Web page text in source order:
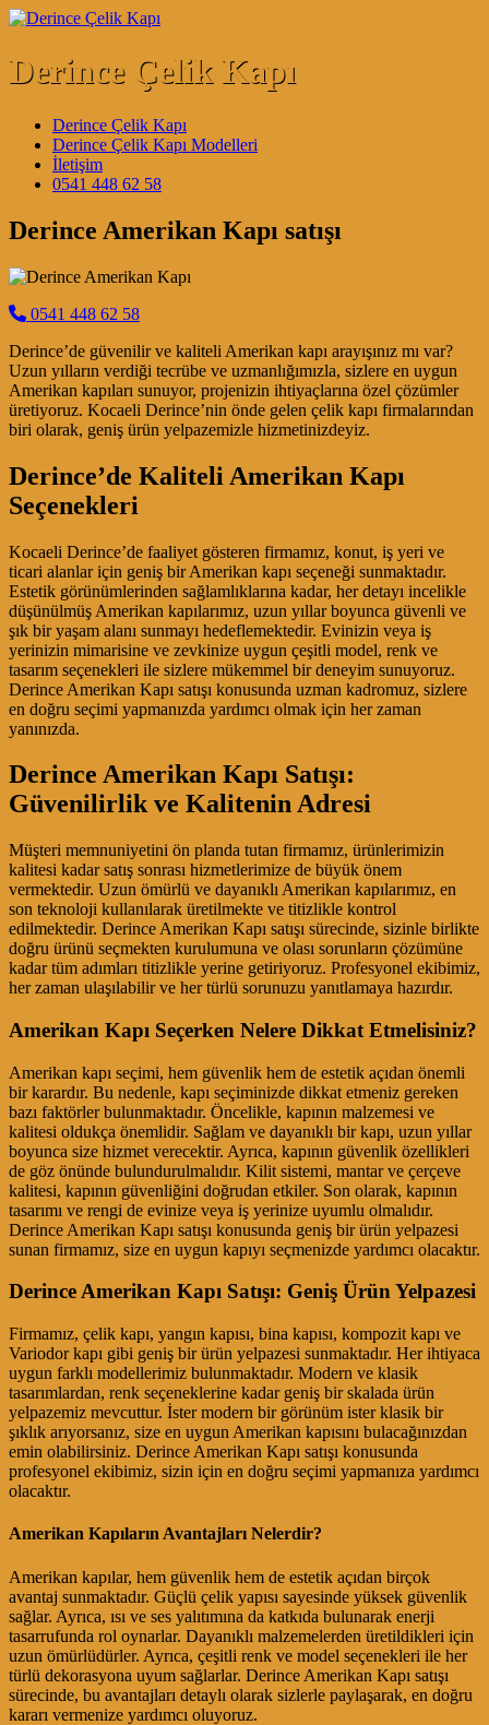
Skip to content
Derince Çelik Kapı
Main Navigation
Derince Çelik Kapı
Derince Çelik Kapı Modelleri
İletişim
0541 448 62 58
Derince Amerikan Kapı satışı
0541 448 62 58
Derince’de güvenilir ve kaliteli Amerikan kapı arayışınız mı var?
Uzun yılların verdiği tecrübe ve uzmanlığımızla, sizlere en uygun
Amerikan kapıları sunuyor, projenizin ihtiyaçlarına özel çözümler
üretiyoruz. Kocaeli Derince’nin önde gelen çelik kapı firmalarından
biri olarak, geniş ürün yelpazemizle hizmetinizdeyiz.
Derince’de Kaliteli Amerikan Kapı
Seçenekleri
Kocaeli Derince’de faaliyet gösteren firmamız, konut, iş yeri ve
ticari alanlar için geniş bir Amerikan kapı seçeneği sunmaktadır.
Estetik görünümlerinden sağlamlıklarına kadar, her detayı incelikle
düşünülmüş Amerikan kapılarımız, uzun yıllar boyunca güvenli ve
şık bir yaşam alanı sunmayı hedeflemektedir. Evinizin veya iş
yerinizin mimarisine ve zevkinize uygun çeşitli model, renk ve
tasarım seçenekleri ile sizlere mükemmel bir deneyim sunuyoruz.
Derince Amerikan Kapı satışı konusunda uzman kadromuz, sizlere
en doğru seçimi yapmanızda yardımcı olmak için her zaman
yanınızda.
Derince Amerikan Kapı Satışı:
Güvenilirlik ve Kalitenin Adresi
Müşteri memnuniyetini ön planda tutan firmamız, ürünlerimizin
kalitesi kadar satış sonrası hizmetlerimize de büyük önem
vermektedir. Uzun ömürlü ve dayanıklı Amerikan kapılarımız, en
son teknoloji kullanılarak üretilmekte ve titizlikle kontrol
edilmektedir. Derince Amerikan Kapı satışı sürecinde, sizinle birlikte
doğru ürünü seçmekten kurulumuna ve olası sorunların çözümüne
kadar tüm adımları titizlikle yerine getiriyoruz. Profesyonel ekibimiz,
her zaman ulaşılabilir ve her türlü sorunuzu yanıtlamaya hazırdır.
Amerikan Kapı Seçerken Nelere Dikkat Etmelisiniz?
Amerikan kapı seçimi, hem güvenlik hem de estetik açıdan önemli
bir karardır. Bu nedenle, kapı seçiminizde dikkat etmeniz gereken
bazı faktörler bulunmaktadır. Öncelikle, kapının malzemesi ve
kalitesi oldukça önemlidir. Sağlam ve dayanıklı bir kapı, uzun yıllar
boyunca size hizmet verecektir. Ayrıca, kapının güvenlik özellikleri
de göz önünde bulundurulmalıdır. Kilit sistemi, mantar ve çerçeve
kalitesi, kapının güvenliğini doğrudan etkiler. Son olarak, kapının
tasarımı ve rengi de evinize veya iş yerinize uyumlu olmalıdır.
Derince Amerikan Kapı satışı konusunda geniş bir ürün yelpazesi
sunan firmamız, size en uygun kapıyı seçmenizde yardımcı olacaktır.
Derince Amerikan Kapı Satışı: Geniş Ürün Yelpazesi
Firmamız, çelik kapı, yangın kapısı, bina kapısı, kompozit kapı ve
Variodor kapı gibi geniş bir ürün yelpazesi sunmaktadır. Her ihtiyaca
uygun farklı modellerimiz bulunmaktadır. Modern ve klasik
tasarımlardan, renk seçeneklerine kadar geniş bir skalada ürün
yelpazemiz mevcuttur. İster modern bir görünüm ister klasik bir
şıklık arıyorsanız, size en uygun Amerikan kapısını bulacağınızdan
emin olabilirsiniz. Derince Amerikan Kapı satışı konusunda
profesyonel ekibimiz, sizin için en doğru seçimi yapmanıza yardımcı
olacaktır.
Amerikan Kapıların Avantajları Nelerdir?
Amerikan kapılar, hem güvenlik hem de estetik açıdan birçok
avantaj sunmaktadır. Güçlü çelik yapısı sayesinde yüksek güvenlik
sağlar. Ayrıca, ısı ve ses yalıtımına da katkıda bulunarak enerji
tasarrufunda rol oynarlar. Dayanıklı malzemelerden üretildikleri için
uzun ömürlüdürler. Ayrıca, çeşitli renk ve model seçenekleri ile her
türlü dekorasyona uyum sağlarlar. Derince Amerikan Kapı satışı
sürecinde, bu avantajları detaylı olarak sizlerle paylaşarak, en doğru
kararı vermenize yardımcı oluyoruz.